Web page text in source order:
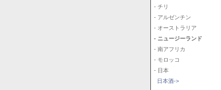
- チリ
- アルゼンチン
- オーストラリア
- ニュージーランド
- 南アフリカ
- モロッコ
- 日本
日本酒->